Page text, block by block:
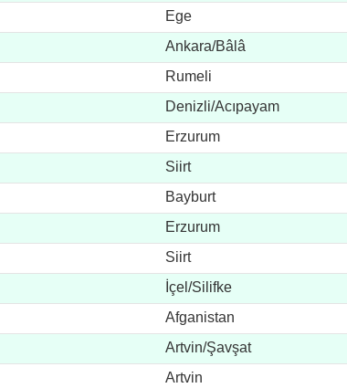
Ege
Ankara/Bâlâ
Rumeli
Denizli/Acıpayam
Erzurum
Siirt
Bayburt
Erzurum
Siirt
İçel/Silifke
Afganistan
Artvin/Şavşat
Artvin